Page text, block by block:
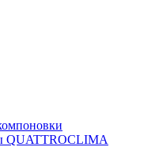
QUATTROCLIMA